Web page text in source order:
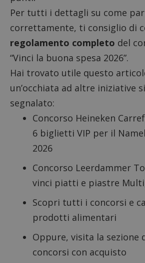
Per tutti i dettagli su come
correttamente, ti consiglio di
regolamento completo del
“Vinci la buona spesa 2026”.
Hai trovato utile questo
un’occhiata ad altre iniziative
segnalato:
Concorso Heineken
6 biglietti VIP per il
2026
Concorso Leerdammer
vinci piatti e piastre
Scopri tutti i concorsi e
prodotti alimentari
Oppure, visita la sezione
concorsi con acquisto